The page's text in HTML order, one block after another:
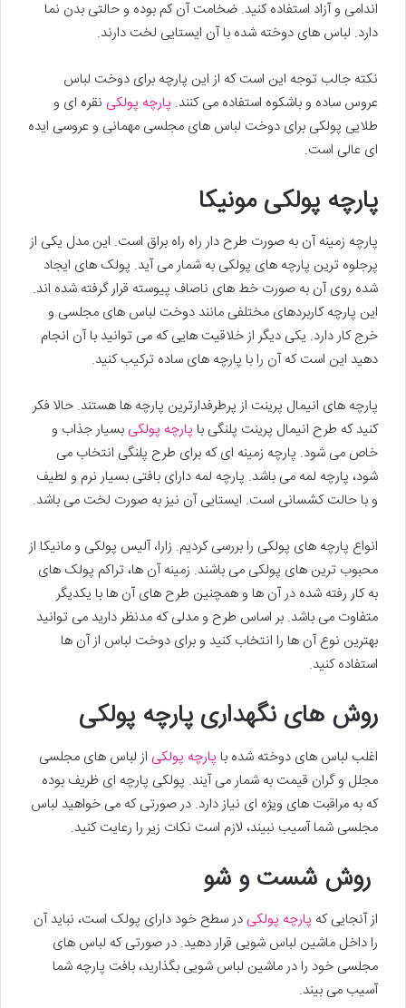
اندامی و آزاد استفاده کنید. ضخامت آن کم بوده و حالتی بدن نما
دارد. لباس های دوخته شده با آن ایستایی لخت دارند.
نکته جالب توجه این است که از این پارچه برای دوخت لباس
عروس ساده و باشکوه استفاده می کنند. پارچه پولکی نقره ای و
طلایی پولکی برای دوخت لباس های مجلسی مهمانی و عروسی ایده
ای عالی است.
پارچه پولکی مونیکا
پارچه زمینه آن به صورت طرح دار راه راه براق است. این مدل یکی از
پرجلوه ترین پارچه های پولکی به شمار می آید. پولک های ایجاد
شده روی آن به صورت خط های ناصاف پیوسته قرار گرفته شده اند.
این پارچه کاربردهای مختلفی مانند دوخت لباس های مجلسی و
خرج کار دارد. یکی دیگر از خلاقیت هایی که می توانید با آن انجام
دهید این است که آن را با پارچه های ساده ترکیب کنید.
پارچه های انیمال پرینت از پرطرفدارترین پارچه ها هستند. حالا فکر
کنید که طرح انیمال پرینت پلنگی با پارچه پولکی بسیار جذاب و
خاص می شود. پارچه زمینه ای که برای طرح پلنگی انتخاب می
شود، پارچه لمه می باشد. پارچه لمه دارای بافتی بسیار نرم و لطیف
و با حالت کشسانی است. ایستایی آن نیز به صورت لخت می باشد.
انواع پارچه های پولکی را بررسی کردیم. زارا، آلیس پولکی و مانیکا از
محبوب ترین های پولکی می باشند. زمینه آن ها، تراکم پولک های
به کار رفته شده در آن ها و همچنین طرح های آن ها با یکدیگر
متفاوت می باشد. بر اساس طرح و مدلی که مدنظر دارید می توانید
بهترین نوع آن ها را انتخاب کنید و برای دوخت لباس از آن ها
استفاده کنید.
روش های نگهداری پارچه پولکی
اغلب لباس های دوخته شده با پارچه پولکی از لباس های مجلسی
مجلل و گران قیمت به شمار می آیند. پولکی پارچه ای ظریف بوده
که به مراقبت های ویژه ای نیاز دارد. در صورتی که می خواهید لباس
مجلسی شما آسیب نبیند، لازم است نکات زیر را رعایت کنید.
روش شست و شو
از آنجایی که پارچه پولکی در سطح خود دارای پولک است، نباید آن
را داخل ماشین لباس شویی قرار دهید. در صورتی که لباس های
مجلسی خود را در ماشین لباس شویی بگذارید، بافت پارچه شما
آسیب می بیند.